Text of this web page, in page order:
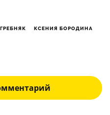
КСЕНИЯ БОРОДИНА